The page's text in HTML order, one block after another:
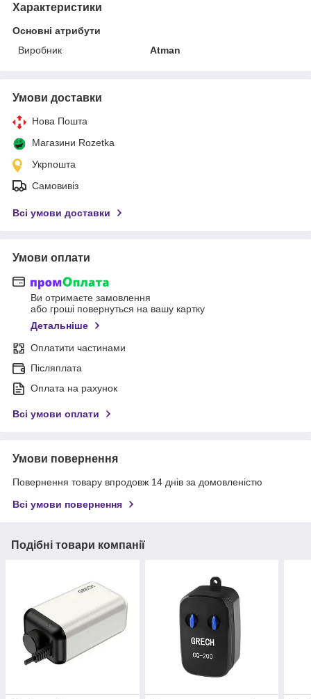
Характеристики
Основні атрибути
Виробник
Atman
Умови доставки
Нова Пошта
Магазини Rozetka
Укрпошта
Самовивіз
Всі умови доставки
Умови оплати
Ви отримаєте замовлення
або гроші повернуться на вашу картку
Детальніше
Оплатити частинами
Післяплата
Оплата на рахунок
Всі умови оплати
Умови повернення
Повернення товару впродовж 14 днів за домовленістю
Всі умови повернення
Подібні товари компанії